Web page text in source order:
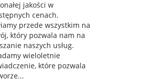
jakości w
cenach.
przede wszystkim na
który pozwala nam na
naszych usług.
wieloletnie
które pozwala